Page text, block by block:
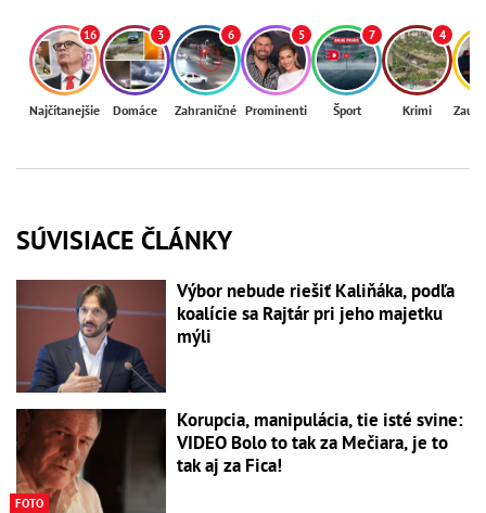
16
Najčítanejšie
3
Domáce
6
Zahraničné
5
Prominenti
7
Šport
4
Krimi
SÚVISIACE ČLÁNKY
Výbor nebude riešiť Kaliňáka, podľa
koalície sa Rajtár pri jeho majetku
mýli
FOTO
Korupcia, manipulácia, tie isté svine:
VIDEO Bolo to tak za Mečiara, je to
tak aj za Fica!